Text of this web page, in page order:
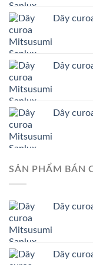
Dây
Dây
Dây
SẢN PHẨM BÁN
Dây
Dây